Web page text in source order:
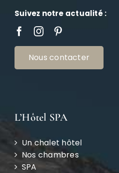
Suivez notre actualité :
Nous contacter
L’Hôtel SPA
Un chalet hôtel
Nos chambres
SPA